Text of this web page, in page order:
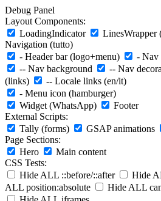
Debug Panel
Layout Components:
LoadingIndicator
LinesWrapper
Navigation (tutto)
- Header bar (logo+menu)
- Nav
-- Nav background
-- Nav
(links)
-- Locale links (en/it)
- Menu icon (hamburger)
Widget (WhatsApp)
Footer
External Scripts:
Tally (forms)
GSAP animations
Page Sections:
Hero
Main content
CSS Tests:
Hide ALL ::before/::after
Hide
ALL position:absolute
Hide ALL